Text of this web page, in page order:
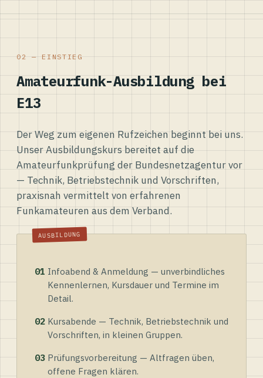
02 — EINSTIEG
Amateurfunk-Ausbildung bei
E13
Der Weg zum eigenen Rufzeichen beginnt bei uns.
Unser Ausbildungskurs bereitet auf die
Amateurfunkprüfung der Bundesnetzagentur vor
— Technik, Betriebstechnik und Vorschriften,
praxisnah vermittelt von erfahrenen
Funkamateuren aus dem Verband.
01 Infoabend & Anmeldung — unverbindliches
Kennenlernen, Kursdauer und Termine im
Detail.
02 Kursabende — Technik, Betriebstechnik und
Vorschriften, in kleinen Gruppen.
03 Prüfungsvorbereitung — Altfragen üben,
offene Fragen klären.